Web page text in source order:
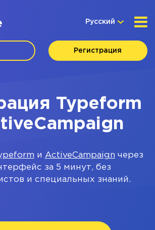
Русский
Регистрация
Typeform
и ActiveCampaign через
за 5 минут, без
и специальных знаний.